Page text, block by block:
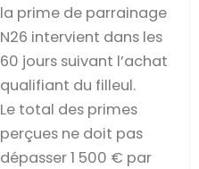
la prime de parrainage
N26 intervient dans les
60 jours suivant l’achat
qualifiant du filleul.
Le total des primes
perçues ne doit pas
dépasser1 500 € par